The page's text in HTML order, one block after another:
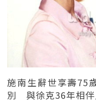
施南生辭世享壽75
別 與徐克36年相伴